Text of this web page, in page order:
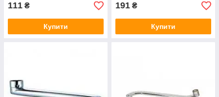
111 ₴
Купити
191 ₴
Купити